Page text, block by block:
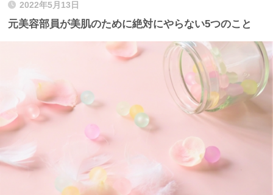
2022年5月13日
元美容部員が美肌のために絶対にやらない5つのこと